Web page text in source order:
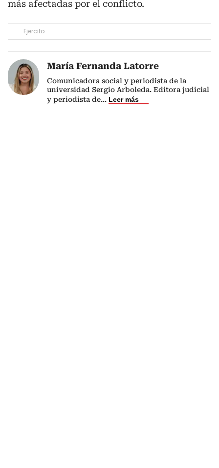
más afectadas por el conflicto.
Ejercito
María Fernanda Latorre
Comunicadora social y periodista de la
universidad Sergio Arboleda. Editora judicial
y periodista de... Leer más